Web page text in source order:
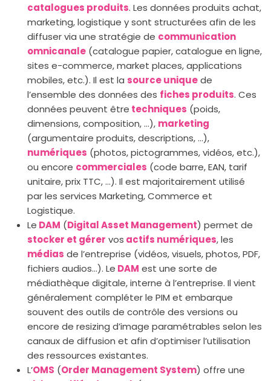
catalogues produits. Les données produits achat,
marketing, logistique y sont structurées afin de les
diffuser via une stratégie de communication
omnicanale (catalogue papier, catalogue en ligne,
sites e-commerce, market places, applications
mobiles, etc.). Il est la source uniquede
l’ensemble des données des fiches produits. Ces
données peuvent être techniques (poids,
dimensions, composition, …), marketing
(argumentaire produits, descriptions, …),
numériques (photos, pictogrammes, vidéos, etc.),
ou encore commerciales (code barre, EAN, tarif
unitaire, prix TTC, …). Il est majoritairement utilisé
par les services Marketing, Commerce et
Logistique.
Le DAM (Digital Asset Management) permet de
stocker et gérer vos actifs numériques, les
médias de l’entreprise (vidéos, visuels, photos, PDF,
fichiers audios…). Le DAM est une sorte de
médiathèque digitale, interne à l’entreprise. Il vient
généralement compléter le PIM et embarque
souvent des outils de contrôle des versions ou
encore de resizing d’image paramétrables selon les
canaux de diffusion et afin d’optimiser l’utilisation
des ressources existantes.
L’OMS (Order Management System) offre une